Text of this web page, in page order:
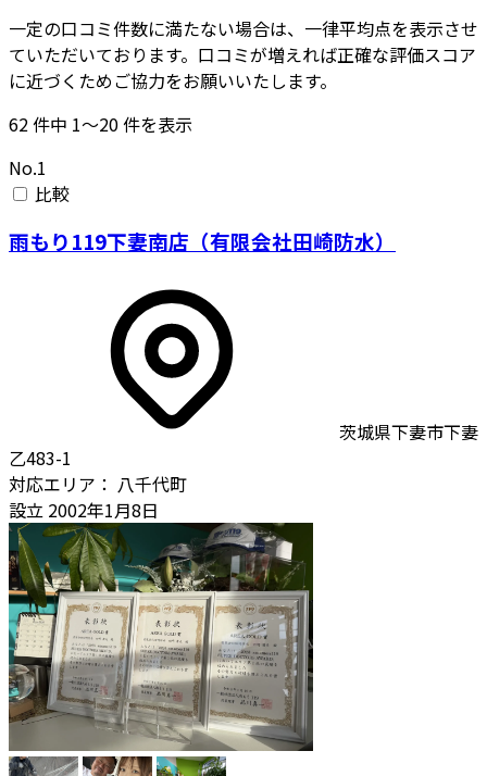
一定の口コミ件数に満たない場合は、一律平均点を表示させ
ていただいております。口コミが増えれば正確な評価スコア
に近づくためご協力をお願いいたします。
62件中 1〜20件を表示
No.1
比較
雨もり119下妻南店（有限会社田崎防水）
茨城県下妻市下妻
乙483-1
対応エリア： 八千代町
設立 2002年1月8日